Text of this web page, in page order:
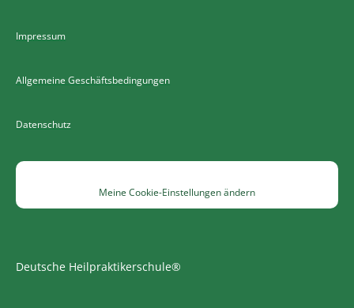
Impressum
Allgemeine Geschäftsbedingungen
Datenschutz
Meine Cookie-Einstellungen ändern
Deutsche Heilpraktikerschule®